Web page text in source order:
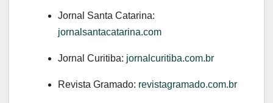
Jornal Santa Catarina:
jornalsantacatarina.com
Jornal Curitiba: jornalcuritiba.com.br
Revista Gramado: revistagramado.com.br